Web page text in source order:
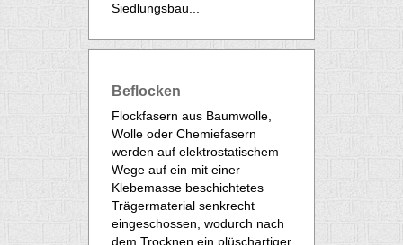
Siedlungsbau...
Beflocken
Flockfasern aus Baumwolle,
Wolle oder Chemiefasern
werden auf elektrostatischem
Wege auf ein mit einer
Klebemasse beschichtetes
Trägermaterial senkrecht
eingeschossen, wodurch nach
dem Trocknen ein plüschartiger